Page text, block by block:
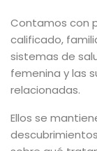
Contamos con
calificado,
sistemas de
femenina y las
relacionadas.
Ellos se